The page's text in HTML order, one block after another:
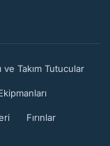
Takım Tutucular
Fırınlar